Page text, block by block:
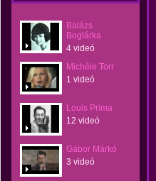
Balázs
Boglárka
4 videó
Michèle Torr
1 videó
Louis Prima
12 videó
Gábor Márkó
3 videó